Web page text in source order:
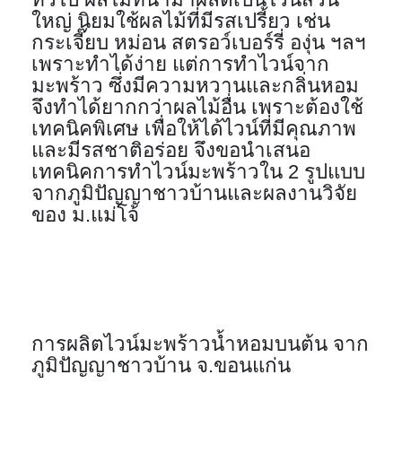
ใหญ่ นิยมใช้ผลไม้ที่มีรสเปรี้ยว เช่น
กระเจี๊ยบ หม่อน สตรอว์เบอร์รี่ องุ่น ฯลฯ
เพราะทำได้ง่าย แต่การทำไวน์จาก
มะพร้าว ซึ่งมีความหวานและกลิ่นหอม
จึงทำได้ยากกว่าผลไม้อื่น เพราะต้องใช้
เทคนิคพิเศษ เพื่อให้ได้ไวน์ที่มีคุณภาพ
และมีรสชาติอร่อย จึงขอนำเสนอ
เทคนิคการทำไวน์มะพร้าวใน 2 รูปแบบ
จากภูมิปัญญาชาวบ้านและผลงานวิจัย
ของ ม.แม่โจ้
การผลิตไวน์มะพร้าวน้ำหอมบนต้น จาก
ภูมิปัญญาชาวบ้าน จ.ขอนแก่น